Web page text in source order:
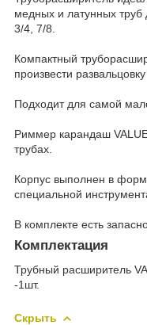
медных и латунных
3/4, 7/8.
Компактный
произвести
Подходит для самой
Риммер карандаш
трубах.
Корпус выполнен в
специальной
В комплекте есть
Комплектация
Трубный расширитель
-1шт.
Скрыть